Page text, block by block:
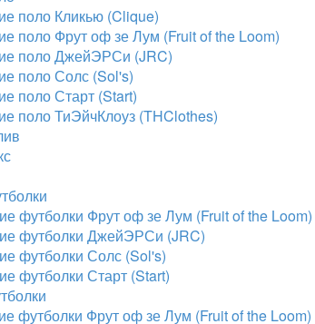
поло Кликью (Clique)
поло Фрут оф зе Лум (Fruit of the Loom)
поло ДжейЭРСи (JRC)
поло Солс (Sol's)
поло Старт (Start)
поло ТиЭйчКлоуз (THClothes)
футболки Фрут оф зе Лум (Fruit of the Loom)
футболки ДжейЭРСи (JRC)
футболки Солс (Sol's)
футболки Старт (Start)
футболки Фрут оф зе Лум (Fruit of the Loom)